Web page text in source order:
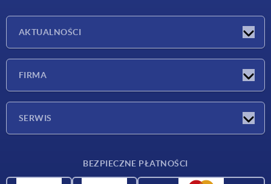
AKTUALNOŚCI
FIRMA
SERWIS
BEZPIECZNE PŁATNOŚCI